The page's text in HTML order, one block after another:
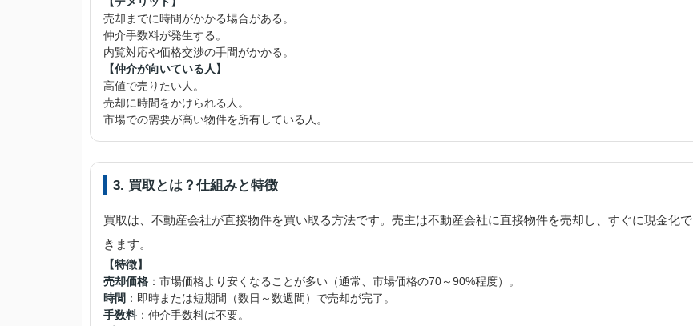
売却までに時間がかかる場合がある。
仲介手数料が発生する。
内覧対応や価格交渉の手間がかかる。
【仲介が向いている人】
高値で売りたい人。
売却に時間をかけられる人。
市場での需要が高い物件を所有している人。
3. 買取とは？仕組みと特徴
買取は、不動産会社が直接物件を買い取る方法です。売主は不動産会社に直接物件を売却し、すぐに現金化で
きます。
【特徴】
売却価格 ：市場価格より安くなることが多い（通常、市場価格の70～90%程度）。
時間 ：即時または短期間（数日～数週間）で売却が完了。
手数料：仲介手数料は不要。